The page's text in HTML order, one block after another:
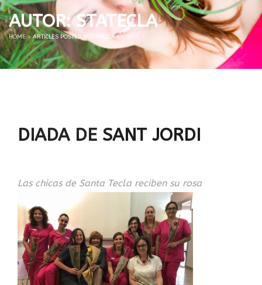
AUTOR:STATECLA
HOME>ARTICLES POSTED BYSTATECLA( > PAGE 5)
DIADA DE SANT JORDI
Las chicas de Santa Tecla reciben su rosa